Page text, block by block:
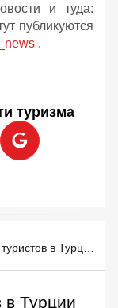
и туда:
публикуются
.
туризма
в Турции